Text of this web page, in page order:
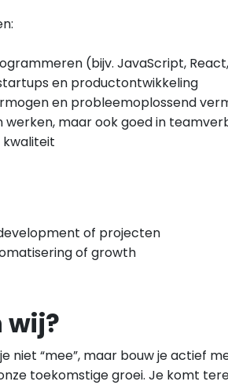
(bijv. JavaScript,
en productontwikkeling
en probleemoplossend
werken, maar ook goed in
kwaliteit
of projecten
of growth
wij?
niet “mee”, maar bouw je actief
toekomstige groei. Je komt